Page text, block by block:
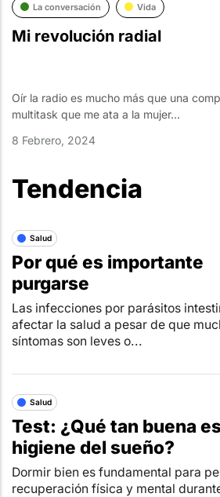
La conversación Vida
Mi revolución radial
Oír la radio es mucho más que una
multitask que me ata a la mujer...
8 Febrero, 2024
Tendencia
Salud
Por qué es importante
purgarse
Las infecciones por parásitos
afectar la salud a pesar de que
síntomas son leves o...
Salud
Test: ¿Qué tan buena
higiene del sueño?
Dormir bien es fundamental para
recuperación física y mental